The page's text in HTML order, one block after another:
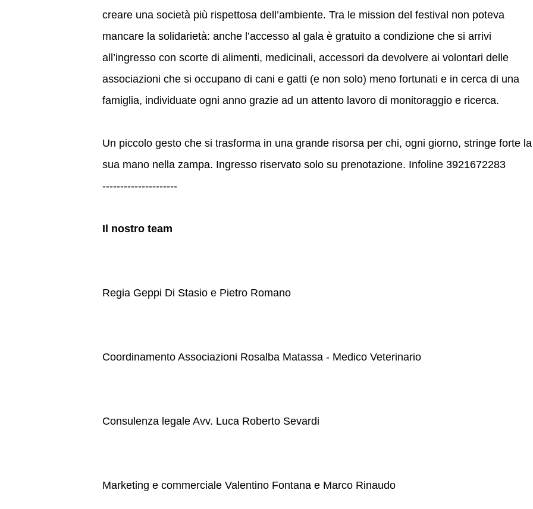
creare una società più rispettosa dell’ambiente. Tra le mission del festival non poteva
mancare la solidarietà: anche l’accesso al gala è gratuito a condizione che si arrivi
all’ingresso con scorte di alimenti, medicinali, accessori da devolvere ai volontari delle
associazioni che si occupano di cani e gatti (e non solo) meno fortunati e in cerca di una
famiglia, individuate ogni anno grazie ad un attento lavoro di monitoraggio e ricerca.
Un piccolo gesto che si trasforma in una grande risorsa per chi, ogni giorno, stringe forte la
sua mano nella zampa. Ingresso riservato solo su prenotazione. Infoline 3921672283
---------------------
Il nostro team
Regia Geppi Di Stasio e Pietro Romano
Coordinamento Associazioni Rosalba Matassa - Medico Veterinario
Consulenza legale Avv. Luca Roberto Sevardi
Marketing e commerciale Valentino Fontana e Marco Rinaudo